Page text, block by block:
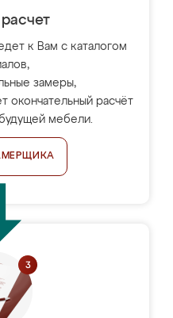
к Вам с каталогом
замеры,
окончательный расчёт
мебели.